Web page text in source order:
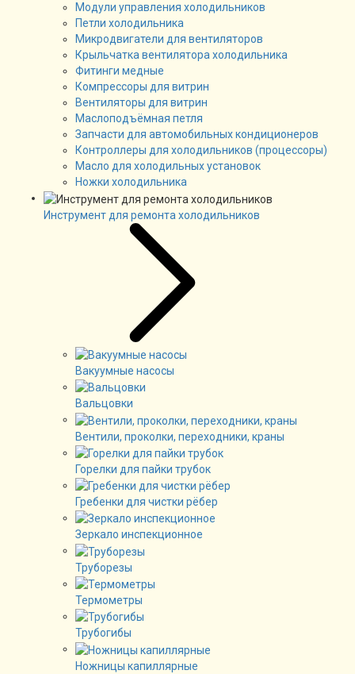
Модули управления холодильников
Петли холодильника
Микродвигатели для вентиляторов
Крыльчатка вентилятора холодильника
Фитинги медные
Компрессоры для витрин
Вентиляторы для витрин
Маслоподъёмная петля
Запчасти для автомобильных кондиционеров
Контроллеры для холодильников (процессоры)
Масло для холодильных установок
Ножки холодильника
Инструмент для ремонта холодильников
Вакуумные насосы
Вальцовки
Вентили, проколки, переходники, краны
Горелки для пайки трубок
Гребенки для чистки рёбер
Зеркало инспекционное
Труборезы
Термометры
Трубогибы
Ножницы капиллярные